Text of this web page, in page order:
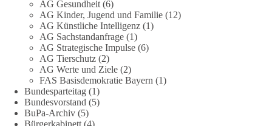
zum Rechtsstaat und zur Demokratie aufwerfen. [...]
👉 Hier weiterlesen:https://diebasis-
partei.de/2026/07/grundrechte-der-natur-ein-angriff-auf-das-
grundgesetz/
🟩🟩🟦🟦🟥🟥🟧🟧
Es ging weniger um fertige Antworten als um eine Debatte
darüber, wie Freiheit, Verantwortung, Naturschutz und
AG Gesundheit (6)
AG Kinder, Jugend und Familie (12)
AG Künstliche Intelligenz (1)
AG Sachstandanfrage (1)
AG Strategische Impulse (6)
AG Tierschutz (2)
AG Werte und Ziele (2)
FAS Basisdemokratie Bayern (1)
Bundesparteitag (1)
Bundesvorstand (5)
BuPa-Archiv (5)